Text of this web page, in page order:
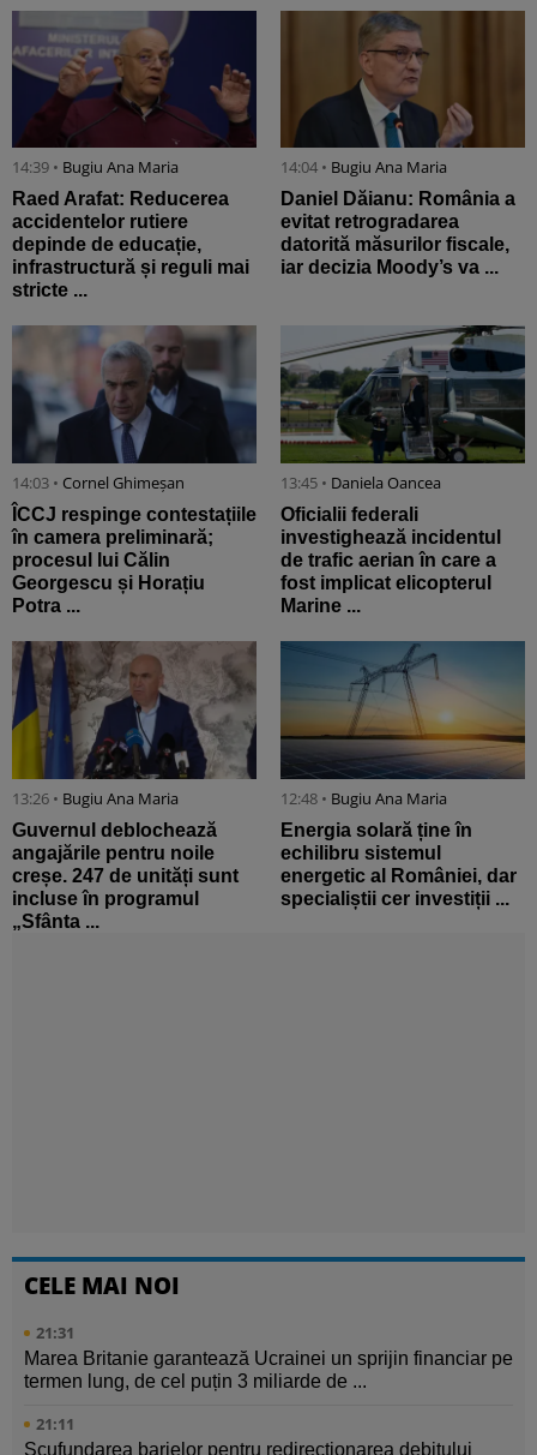
14:39 • Bugiu ⁠Ana Maria
Raed Arafat: Reducerea
accidentelor rutiere
depinde de educație,
infrastructură și reguli mai
stricte ...
14:04 • Bugiu ⁠Ana Maria
Daniel Dăianu: România a
evitat retrogradarea
datorită măsurilor fiscale,
iar decizia Moody’s va ...
14:03 • Cornel Ghimeșan
ÎCCJ respinge contestațiile
în camera preliminară;
procesul lui Călin
Georgescu și Horațiu
Potra ...
13:45 • Daniela Oancea
Oficialii federali
investighează incidentul
de trafic aerian în care a
fost implicat elicopterul
Marine ...
13:26 • Bugiu ⁠Ana Maria
Guvernul deblochează
angajările pentru noile
creșe. 247 de unități sunt
incluse în programul
„Sfânta ...
12:48 • Bugiu ⁠Ana Maria
Energia solară ține în
echilibru sistemul
energetic al României, dar
specialiștii cer investiții ...
CELE MAI NOI
21:31
Marea Britanie garantează Ucrainei un sprijin financiar pe
termen lung, de cel puțin 3 miliarde de ...
21:11
Scufundarea barjelor pentru redirecționarea debitului